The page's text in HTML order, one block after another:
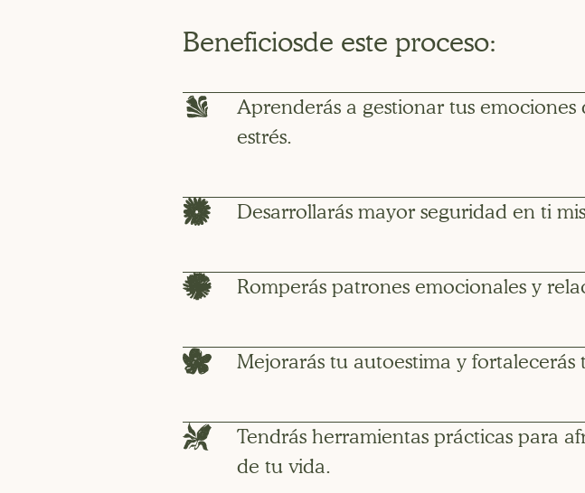
Beneficiosde este proceso:
Aprenderás a gestionar tus
estrés.
Desarrollarás mayor seguridad en ti
Romperás patrones emocionales y
Mejorarás tu autoestima y fortalecerás
Tendrás herramientas prácticas para
de tu vida.